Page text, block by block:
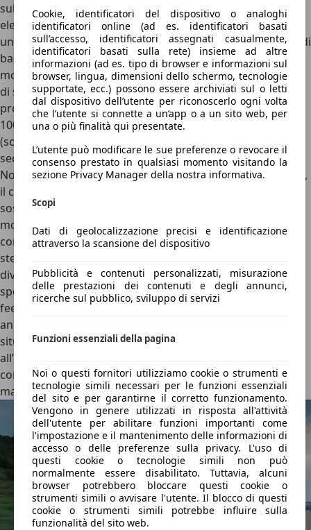
Cookie, identificatori del dispositivo o analoghi
identificatori online (ad es. identificatori basati
sull’accesso, identificatori assegnati casualmente,
identificatori basati sulla rete) insieme ad altre
informazioni (ad es. tipo di browser e informazioni sul
browser, lingua, dimensioni dello schermo, tecnologie
supportate, ecc.) possono essere archiviati sul o letti
dal dispositivo dell’utente per riconoscerlo ogni volta
che l’utente si connette a un’app o a un sito web, per
una o più finalità qui presentate.
L’utente può modificare le sue preferenze o revocare il
consenso prestato in qualsiasi momento visitando la
sezione Privacy Manager della nostra informativa.
Scopi
Dati di geolocalizzazione precisi e identificazione
attraverso la scansione del dispositivo
Pubblicità e contenuti personalizzati, misurazione
delle prestazioni dei contenuti e degli annunci,
ricerche sul pubblico, sviluppo di servizi
Funzioni essenziali della pagina
Noi o questi fornitori utilizziamo cookie o strumenti e
tecnologie simili necessari per le funzioni essenziali
del sito e per garantirne il corretto funzionamento.
Vengono in genere utilizzati in risposta all'attività
dell'utente per abilitare funzioni importanti come
l'impostazione e il mantenimento delle informazioni di
accesso o delle preferenze sulla privacy. L'uso di
questi cookie o tecnologie simili non può
normalmente essere disabilitato. Tuttavia, alcuni
browser potrebbero bloccare questi cookie o
strumenti simili o avvisare l'utente. Il blocco di questi
cookie o strumenti simili potrebbe influire sulla
funzionalità del sito web.
sulla
Hybrid+
eroga 143 CV ed è accoppiato ad un motore
elettrico da 199 CV, per una potenza di sistema di 224 CV e
un. cambio automatico a due rapporti. Lo stesso sistema di
base è presente sullaPlug-In Hybrid, che ha però un
motore elettrico più potente da oltre 200 CV, una potenza
di sistema di 272 CV e una batteria da ben 21,4 kWh che
promette, secondo MG, un’autonomia nel ciclo WLTP di
100 km. Con ogni motore, le prestazioni sono vivaci
(soprattutto sulla PHEV, che scatta da 0 a 100 km/h in 6,8
secondi), ma la guida non è mai sportiva.
Nonostante l’estetica filante e il marchio sul cofano, infatti,
il crossover MG ha un’impostazione più da stradista
sospensioni, per esempio, sono sempre piuttosto
morbide, capaci di assorbire bene le buche ma che
concedono qualcosa in termini di rollio in curva. Anche lo
sterzo, leggero e poco affaticante, ha poco feedback e
diventa molto più rigido nelle modalità di guida più
sportive, ma senza aggiungere granché in termini di
feeling di guida. In compenso, l’insonorizzazione è buona
anche in autostrada
situazioni. Peccato per alcuni sistemi di sicurezza
all’interno del sistema
come il monitoraggio dell’attenzione del conducente o il
mantenitore attivo di corsia, non molto raffinati.